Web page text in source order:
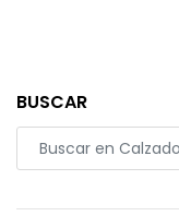
BUSCAR